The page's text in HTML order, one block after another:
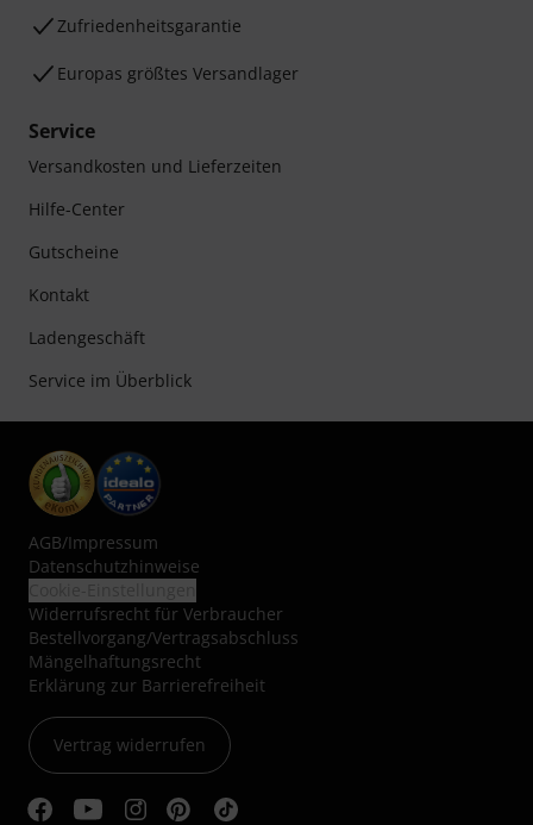
Zufriedenheitsgarantie
Europas größtes Versandlager
Service
Versandkosten und Lieferzeiten
Hilfe-Center
Gutscheine
Kontakt
Ladengeschäft
Service im Überblick
AGB/Impressum
Datenschutzhinweise
Widerrufsrecht für Verbraucher
Bestellvorgang/Vertragsabschluss
Mängelhaftungsrecht
Erklärung zur Barrierefreiheit
Vertrag widerrufen